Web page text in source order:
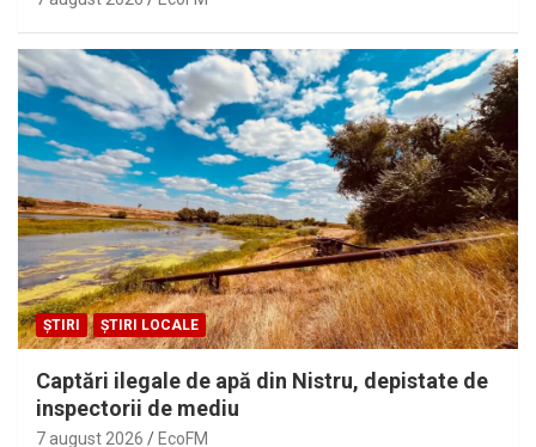
ȘTIRI ȘTIRI LOCALE
Captări ilegale de apă din Nistru, depistate de
inspectorii de mediu
7 august 2026 EcoFM